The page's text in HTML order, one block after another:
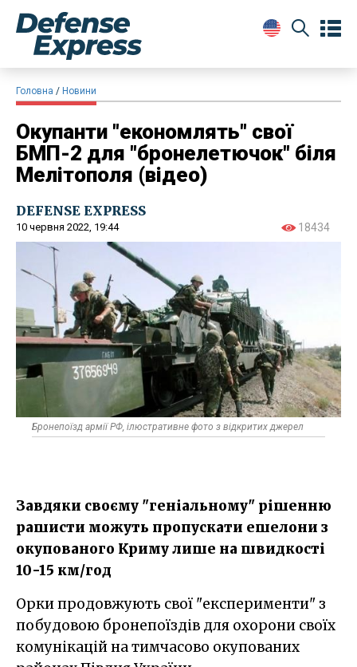
Головна Новини
Окупанти "економлять" свої
БМП-2 для "бронелетючок" біля
Мелітополя (відео)
DEFENSE EXPRESS
10 червня 2022, 19:44 18434
Бронепоїзд армії РФ, ілюстративне фото з відкритих джерел
Завдяки своєму "геніальному" рішенню
рашисти можуть пропускати ешелони з
окупованого Криму лише на швидкості
10-15 км/год
Орки продовжують свої "експерименти" з
побудовою бронепоїздів для охорони своїх
комунікацій на тимчасово окупованих